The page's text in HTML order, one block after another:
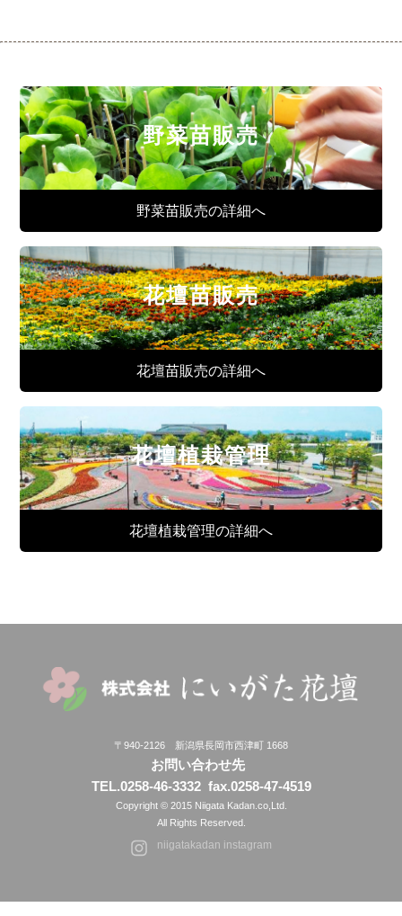
野菜苗販売
野菜苗販売の詳細へ
花壇苗販売
花壇苗販売の詳細へ
花壇植栽管理
花壇植栽管理の詳細へ
〒940-2126 新潟県長岡市西津町 1668
お問い合わせ先
TEL.0258-46-3332fax.0258-47-4519
Copyright © 2015 Niigata Kadan.co,Ltd.
All Rights Reserved.
niigatakadan instagram